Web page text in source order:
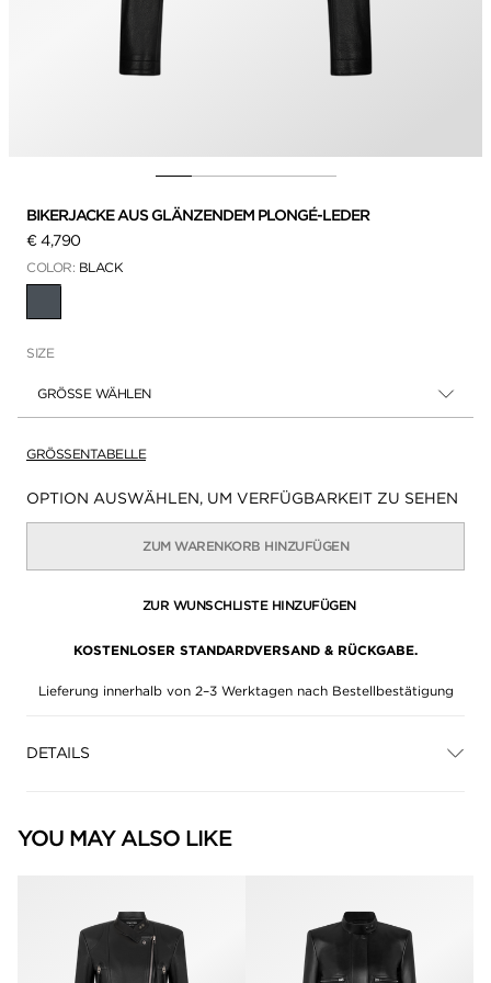
BIKERJACKE AUS GLÄNZENDEM PLONGÉ-LEDER
€ 4,790
COLOR: BLACK
SIZE
GRÖSSE WÄHLEN
GRÖSSENTABELLE
Verfügbarkeit:
OPTION AUSWÄHLEN, UM VERFÜGBARKEIT ZU SEHEN
ZUM WARENKORB HINZUFÜGEN
ZUR WUNSCHLISTE HINZUFÜGEN
KOSTENLOSER STANDARDVERSAND & RÜCKGABE.
Lieferung innerhalb von 2–3 Werktagen nach Bestellbestätigung
DETAILS
YOU MAY ALSO LIKE